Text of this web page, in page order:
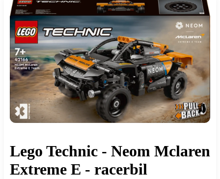
Lego Technic - Neom Mclaren
Extreme E - racerbil